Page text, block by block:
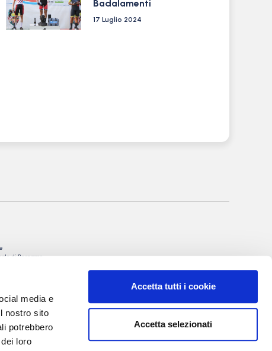
media e
nostro sito
potrebbero
loro
Accetta tutti i cookie
Accetta selezionati
Badalamenti
17 Luglio 2024
di Bergamo
e Villa Valerio &
20